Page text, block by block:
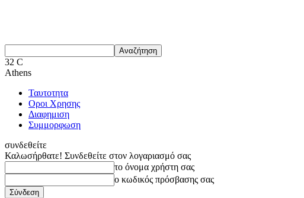
32 C
Athens
Ταυτοτητα
Οροι Χρησης
Διαφημιση
Συμμορφωση
συνδεθείτε
Καλωσήρθατε! Συνδεθείτε στον λογαριασμό σας
το όνομα χρήστη σας
ο κωδικός πρόσβασης σας